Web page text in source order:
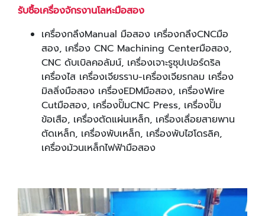
รับซื้อเครื่องจักรงานโลหะมือสอง
เครื่องกลึงManual มือสอง เครื่องกลึงCNCมือ
สอง, เครื่อง CNC Machining Centerมือสอง,
CNC ดับเบิลคอลัมน์, เครื่องเจาะรูซุปเปอร์ดริล
เครื่องไส เครื่องเจียรราบ-เครื่องเจียรกลม เครื่อง
มิลลิ่งมือสอง เครื่องEDMมือสอง, เครื่องWire
Cutมือสอง, เครื่องปั๊มCNC Press, เครื่องปั๊ม
ข้อเสือ, เครื่องตัดแผ่นเหล็ก, เครื่องเลื่อยสายพาน
ตัดเหล็ก, เครื่องพับเหล็ก, เครื่องพับไฮโดรลิค,
เครื่องม้วนเหล็กไฟฟ้ามือสอง